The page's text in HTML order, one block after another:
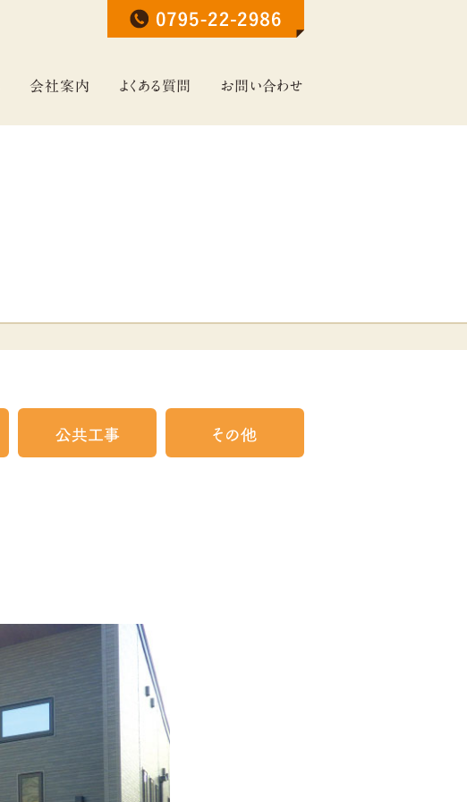
会社案内 よくある質問 お問い合わせ